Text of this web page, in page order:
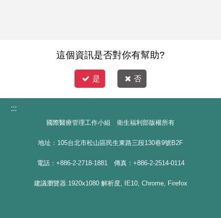
這個資訊是否對你有幫助?
是 否
:::
國際醫療管理工作小組 衛生福利部版權所有
地址：105台北市松山區民生東路三段130巷9號B2F
電話：+886-2-2718-1881 傳真：+886-2-2514-0114
建議瀏覽器:1920x1080 解析度, IE10, Chrome, Firefox